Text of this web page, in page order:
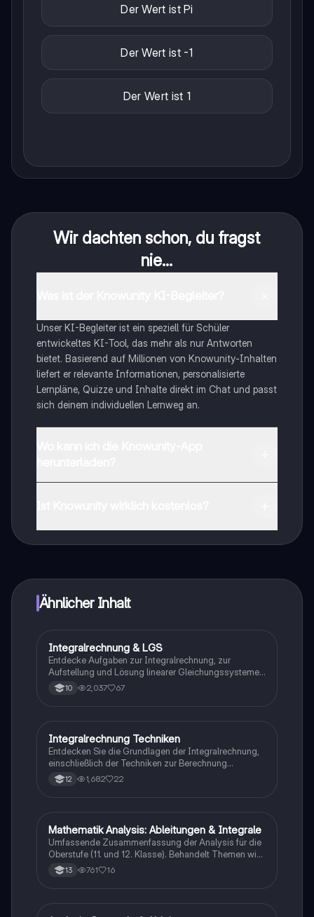
Der Wert ist Pi
Der Wert ist -1
Der Wert ist 1
Wir dachten schon, du fragst
nie...
Unser KI-Begleiter ist ein speziell für Schüler
entwickeltes KI-Tool, das mehr als nur Antworten
bietet. Basierend auf Millionen von Knowunity-Inhalten
liefert er relevante Informationen, personalisierte
Lernpläne, Quizze und Inhalte direkt im Chat und passt
sich deinem individuellen Lernweg an.
Ähnlicher Inhalt
Mathe
Integralrechnung & LGS
Entdecke Aufgaben zur Integralrechnung, zur
Aufstellung und Lösung linearer Gleichungssysteme
sowie zur Differenzialrechnung. Lerne, wie man
Extrempunkte bestimmt, Graphen interpretiert und
10 2,037 67
Mathe
Integralrechnung Techniken
Entdecken Sie die Grundlagen der Integralrechnung,
einschließlich der Techniken zur Berechnung
bestimmter und unbestimmter Integrale, der
Anwendung des Hauptsatzes der Analysis und der
Mathematik.
12 1,682 22
Mathe
Mathematik Analysis: Ableitungen & Integrale
Umfassende Zusammenfassung der Analysis für die
Oberstufe (11. und 12. Klasse). Behandelt Themen wie
Ableitungen, Integrationsregeln, Monotonie,
Exponential- und Logarithmusfunktionen sowie den
13 761 16